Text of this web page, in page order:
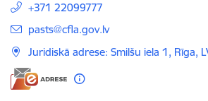
+371 22099777
E-pasts:
pasts@cfla.gov.lv
Juridiskā adrese: Smilšu iela 1, Rīga,